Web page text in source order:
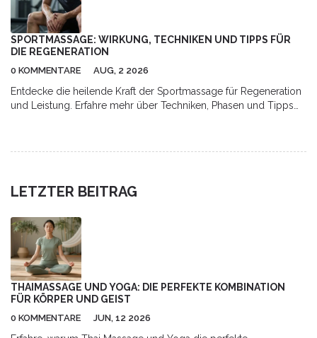
SPORTMASSAGE: WIRKUNG, TECHNIKEN UND TIPPS FÜR
DIE REGENERATION
0 KOMMENTARE AUG, 2 2026
Entdecke die heilende Kraft der Sportmassage für Regeneration
und Leistung. Erfahre mehr über Techniken, Phasen und Tipps
LETZTER BEITRAG
THAIMASSAGE UND YOGA: DIE PERFEKTE KOMBINATION
FÜR KÖRPER UND GEIST
0 KOMMENTARE JUN, 12 2026